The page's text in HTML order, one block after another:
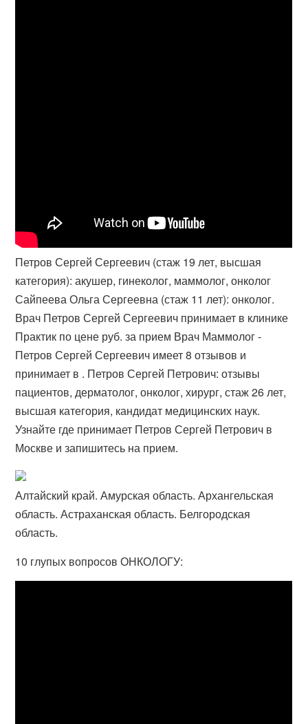
Петров Сергей Сергеевич (стаж 19 лет, высшая
категория): акушер, гинеколог, маммолог, онколог
Сайпеева Ольга Сергеевна (стаж 11 лет): онколог.
Врач Петров Сергей Сергеевич принимает в клинике
Практик по цене руб. за прием Врач Маммолог -
Петров Сергей Сергеевич имеет 8 отзывов и
принимает в . Петров Сергей Петрович: отзывы
пациентов, дерматолог, онколог, хирург, стаж 26 лет,
высшая категория, кандидат медицинских наук.
Узнайте где принимает Петров Сергей Петрович в
Москве и запишитесь на прием.
Алтайский край. Амурская область. Архангельская
область. Астраханская область. Белгородская
область.
10 глупых вопросов ОНКОЛОГУ: